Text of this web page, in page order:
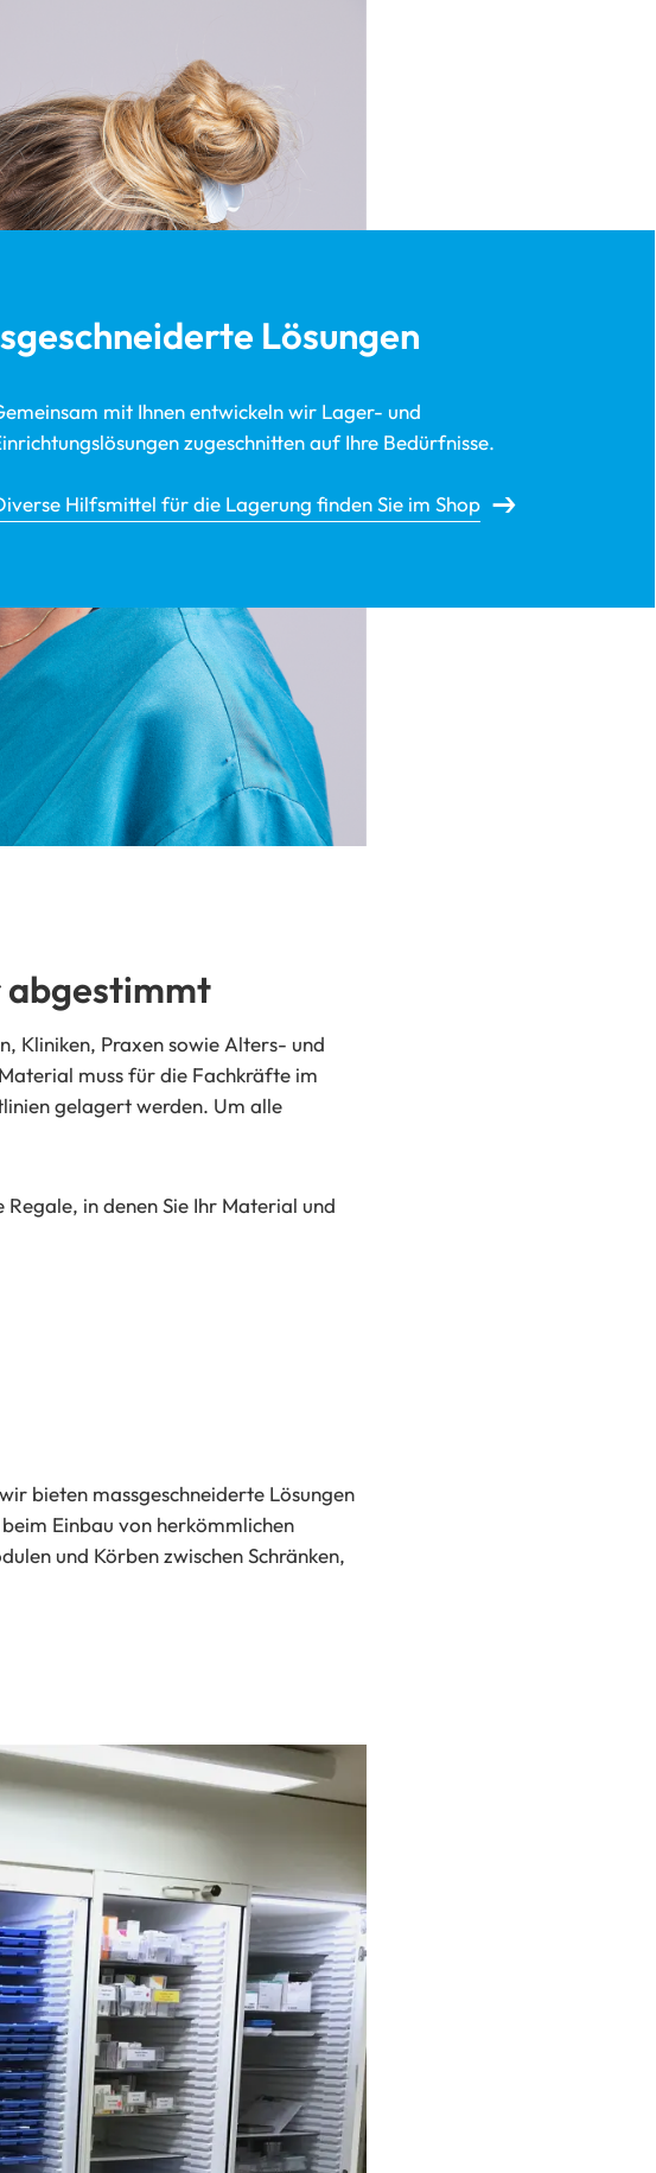
Lösungen
mit Ihnen entwickeln wir Lager- und
zugeschnitten auf Ihre Bedürfnisse.
Hilfsmittel für die Lagerung finden Sie im Shop
abgestimmt
Kliniken, Praxen sowie Alters- und
muss für die Fachkräfte im
gelagert werden. Um alle
in denen Sie Ihr Material und
bieten massgeschneiderte Lösungen
Einbau von herkömmlichen
und Körben zwischen Schränken,